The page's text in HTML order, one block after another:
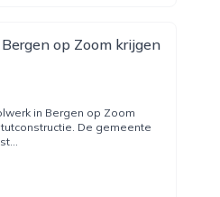
op Zoom krijgen
in Bergen op Zoom
De gemeente